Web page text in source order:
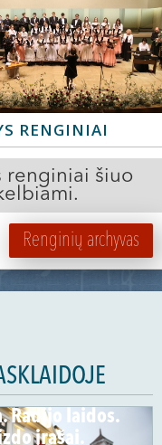
RENGINIAI
renginiai šiuo
Renginių archyvas
Radijo laidos.
įrašai.